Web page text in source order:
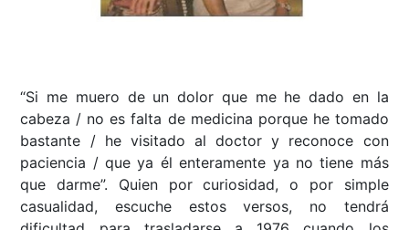
“Si me muero de un dolor que me he dado en la
cabeza / no es falta de medicina porque he tomado
bastante / he visitado al doctor y reconoce con
paciencia / que ya él enteramente ya no tiene más
que darme”. Quien por curiosidad, o por simple
casualidad, escuche estos versos, no tendrá